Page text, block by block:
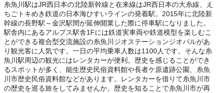
糸魚川駅はJR西日本の北陸新幹線と在来線はJR西日本の大糸線、え
ちごトキめき鉄道の日本海ひすいラインの発着駅。2015年に北陸新
幹線の長野駅～金沢駅間が延伸開業した際に停車駅になりました。
駅舎内にあるアルプス駅舎1Fには鉄道実車両や鉄道模型を楽しむこ
とができる複合型交流施設の糸魚川ジオステーションジオパルがあ
り観光客に人気です。一日の平均乗車人数は1100人です。そんな糸
魚川駅周辺の観光にはレンタカーが便利。歴史を感じることができ
るスポットが多く、能生歴史民俗資料館や長者ケ原遺跡公園、糸魚
川市歴史民俗資料館などがあります。レンタカーを借りて糸魚川市
の歴史を巡る旅をしてみませんか。歴史を知ることで糸魚川市が再